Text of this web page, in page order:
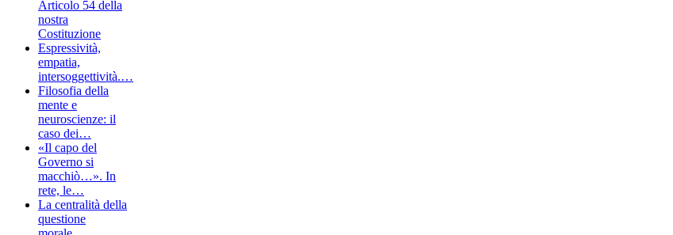
Articolo 54 della
nostra
Costituzione
Espressività,
empatia,
intersoggettività.…
Filosofia della
mente e
neuroscienze: il
caso dei…
«Il capo del
Governo si
macchiò…». In
rete, le…
La centralità della
questione